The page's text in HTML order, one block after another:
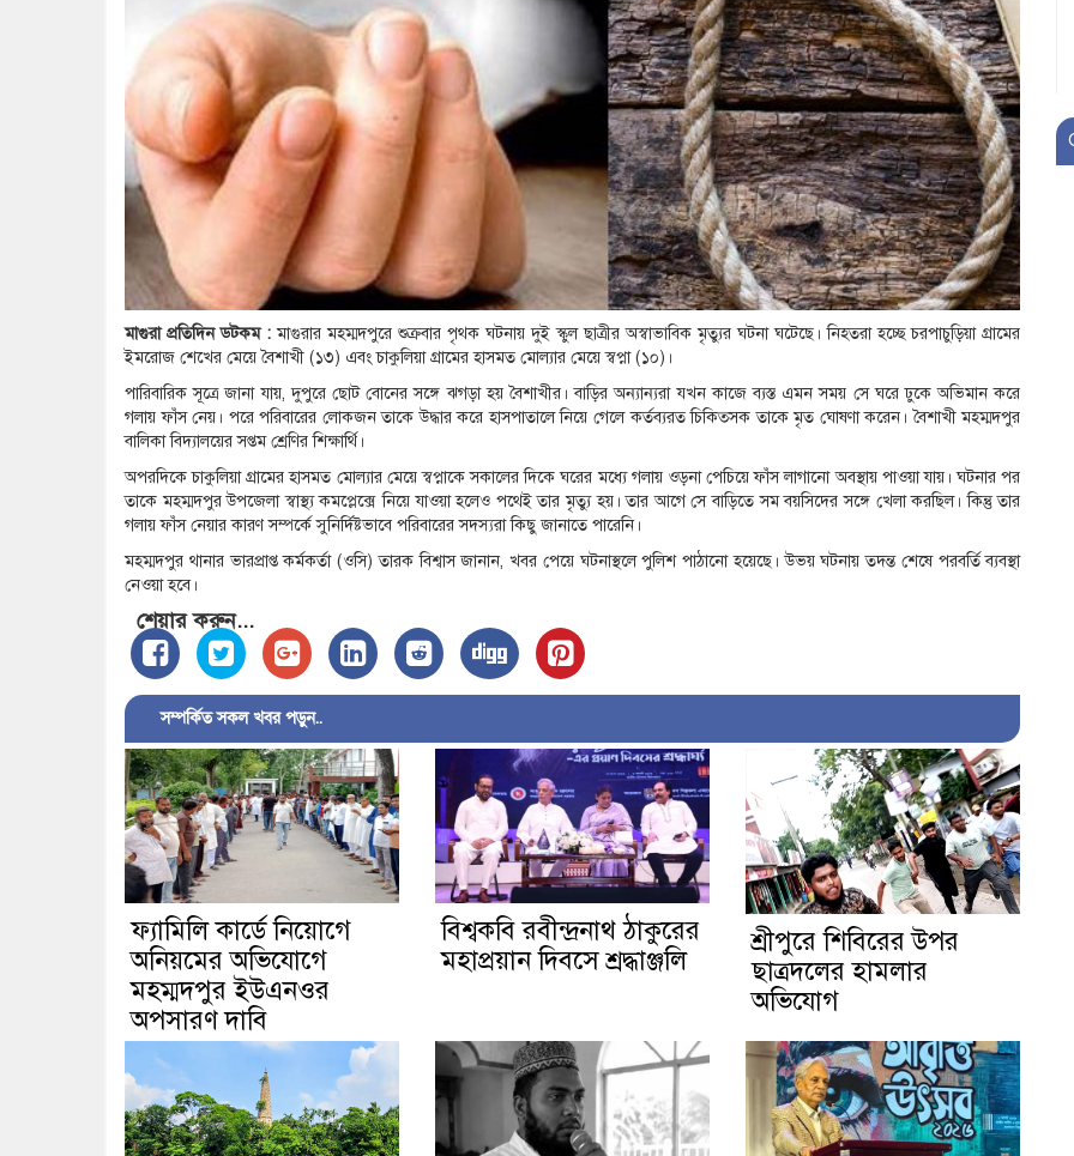
মাগুরা প্রতিদিন ডটকম : মাগুরার মহম্মদপুরে শুক্রবার পৃথক ঘটনায় দুই স্কুল ছাত্রীর অস্বাভাবিক মৃত্যুর ঘটনা ঘটেছে। নিহতরা হচ্ছে চরপাচুড়িয়া গ্রামের
ইমরোজ শেখের মেয়ে বৈশাখী (১৩) এবং চাকুলিয়া গ্রামের হাসমত মোল্যার মেয়ে স্বপ্না (১০)।
পারিবারিক সূত্রে জানা যায়, দুপুরে ছোট বোনের সঙ্গে ঝগড়া হয় বৈশাখীর। বাড়ির অন্যান্যরা যখন কাজে ব্যস্ত এমন সময় সে ঘরে ঢুকে অভিমান করে
গলায় ফাঁস নেয়। পরে পরিবারের লোকজন তাকে উদ্ধার করে হাসপাতালে নিয়ে গেলে কর্তব্যরত চিকিত্সক তাকে মৃত ঘোষণা করেন। বৈশাখী মহম্মদপুর
বালিকা বিদ্যালয়ের সপ্তম শ্রেণির শিক্ষার্থি।
অপরদিকে চাকুলিয়া গ্রামের হাসমত মোল্যার মেয়ে স্বপ্নাকে সকালের দিকে ঘরের মধ্যে গলায় ওড়না পেচিয়ে ফাঁস লাগানো অবস্থায় পাওয়া যায়। ঘটনার পর
তাকে মহম্মদপুর উপজেলা স্বাস্থ্য কমপ্লেক্সে নিয়ে যাওয়া হলেও পথেই তার মৃত্যু হয়। তার আগে সে বাড়িতে সম বয়সিদের সঙ্গে খেলা করছিল। কিন্তু তার
গলায় ফাঁস নেয়ার কারণ সম্পর্কে সুনির্দিষ্টভাবে পরিবারের সদস্যরা কিছু জানাতে পারেনি।
মহম্মদপুর থানার ভারপ্রাপ্ত কর্মকর্তা (ওসি) তারক বিশ্বাস জানান, খবর পেয়ে ঘটনাস্থলে পুলিশ পাঠানো হয়েছে। উভয় ঘটনায় তদন্ত শেষে পরবর্তি ব্যবস্থা
নেওয়া হবে।
শেয়ার করুন...
সম্পর্কিত সকল খবর পড়ুন..
ফ্যামিলি কার্ডে নিয়োগে
অনিয়মের অভিযোগে
মহম্মদপুর ইউএনওর
অপসারণ দাবি
বিশ্বকবি রবীন্দ্রনাথ ঠাকুরের
মহাপ্রয়ান দিবসে শ্রদ্ধাঞ্জলি
শ্রীপুরে শিবিরের উপর
ছাত্রদলের হামলার
অভিযোগ